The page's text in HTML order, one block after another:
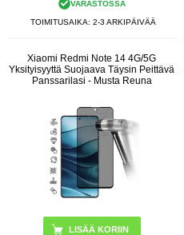
VARASTOSSA
TOIMITUSAIKA: 2-3 ARKIPÄIVÄÄ
Xiaomi Redmi Note 14 4G/5G
Yksityisyyttä Suojaava Täysin Peittävä
Panssarilasi - Musta Reuna